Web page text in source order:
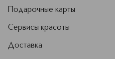
Подарочные карты
Сервисы красоты
Доставка